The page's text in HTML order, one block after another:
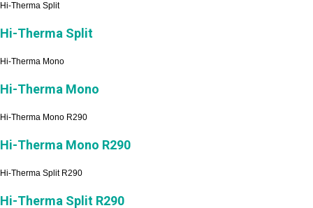
Hi-Therma Split
Hi-Therma Split
Hi-Therma Mono
Hi-Therma Mono
Hi-Therma Mono R290
Hi-Therma Mono R290
Hi-Therma Split R290
Hi-Therma Split R290